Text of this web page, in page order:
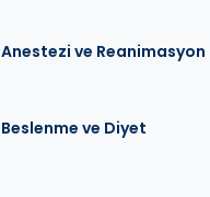
Anestezi ve Reanimasyon
Beslenme ve Diyet